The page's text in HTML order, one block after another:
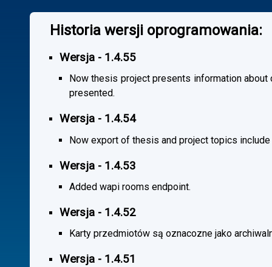
Historia wersji oprogramowania:
Wersja - 1.4.55
Now thesis project presents information
presented.
Wersja - 1.4.54
Now export of thesis and project topics
Wersja - 1.4.53
Added wapi rooms endpoint.
Wersja - 1.4.52
Karty przedmiotów są oznacozne jako
Wersja - 1.4.51